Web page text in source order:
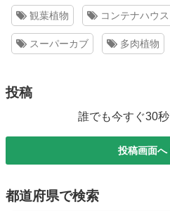
観葉植物 コンテナハウス
スーパーカブ 多肉植物
投稿
誰でも今すぐ30
投稿画面へ
都道府県で検索